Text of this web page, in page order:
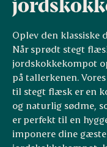
Oplev den klassiske
Når sprødt stegt
jordskokkekompot
på tallerkenen.
til stegt flæsk er en
og naturlig sødme,
er perfekt til en
imponere dine